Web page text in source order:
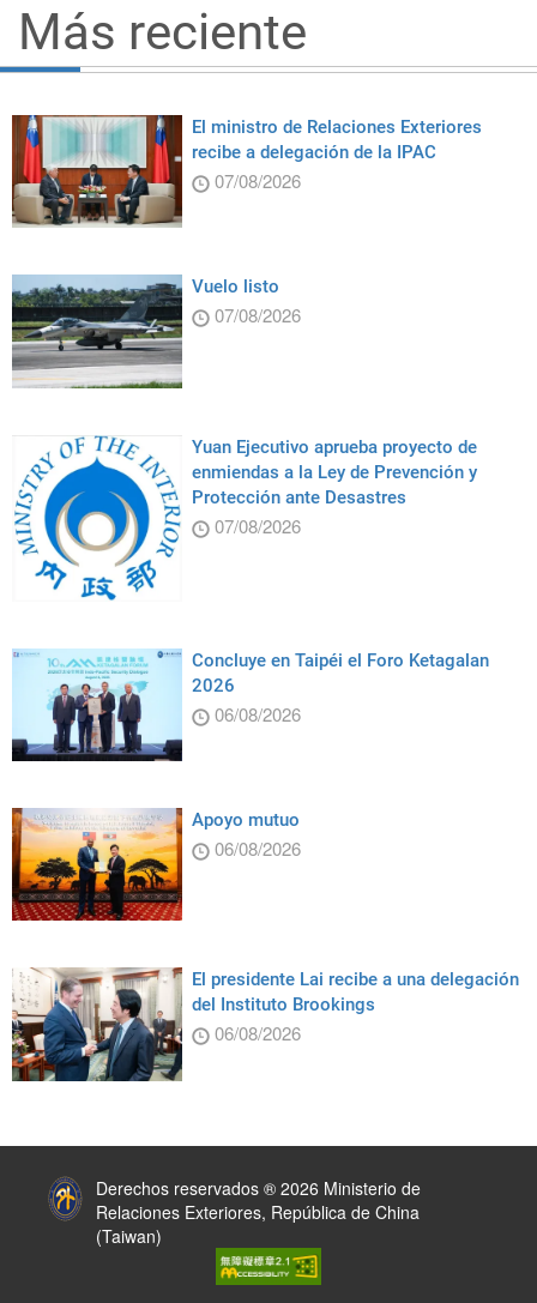
Más reciente
El ministro de Relaciones Exteriores
recibe a delegación de la IPAC
07/08/2026
Vuelo listo
07/08/2026
Yuan Ejecutivo aprueba proyecto de
enmiendas a la Ley de Prevención y
Protección ante Desastres
07/08/2026
Concluye en Taipéi el Foro Ketagalan
2026
06/08/2026
Apoyo mutuo
06/08/2026
El presidente Lai recibe a una delegación
del Instituto Brookings
06/08/2026
Derechos reservados ® 2026 Ministerio de
Relaciones Exteriores, República de China
(Taiwan)